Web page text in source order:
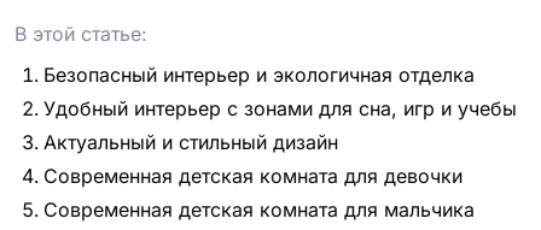
В этой статье:
Безопасный интерьер и экологичная отделка
Удобный интерьер с зонами для сна, игр и учебы
Актуальный и стильный дизайн
Современная детская комната для девочки
Современная детская комната для мальчика